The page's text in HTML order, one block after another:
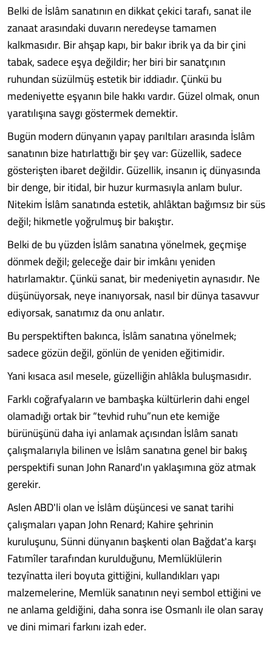
Belki de İslâm sanatının en dikkat çekici tarafı, sanat ile
zanaat arasındaki duvarın neredeyse tamamen
kalkmasıdır. Bir ahşap kapı, bir bakır ibrik ya da bir çini
tabak, sadece eşya değildir; her biri bir sanatçının
ruhundan süzülmüş estetik bir iddiadır. Çünkü bu
medeniyette eşyanın bile hakkı vardır. Güzel olmak, onun
yaratılışına saygı göstermek demektir.
Bugün modern dünyanın yapay parıltıları arasında İslâm
sanatının bize hatırlattığı bir şey var: Güzellik, sadece
gösterişten ibaret değildir. Güzellik, insanın iç dünyasında
bir denge, bir itidal, bir huzur kurmasıyla anlam bulur.
Nitekim İslâm sanatında estetik, ahlâktan bağımsız bir süs
değil; hikmetle yoğrulmuş bir bakıştır.
Belki de bu yüzden İslâm sanatına yönelmek, geçmişe
dönmek değil; geleceğe dair bir imkânı yeniden
hatırlamaktır. Çünkü sanat, bir medeniyetin aynasıdır. Ne
düşünüyorsak, neye inanıyorsak, nasıl bir dünya tasavvur
ediyorsak, sanatımız da onu anlatır.
Bu perspektiften bakınca, İslâm sanatına yönelmek;
sadece gözün değil, gönlün de yeniden eğitimidir.
Yani kısaca asıl mesele, güzelliğin ahlâkla buluşmasıdır.
Farklı coğrafyaların ve bambaşka kültürlerin dahi engel
olamadığı ortak bir “tevhid ruhu”nun ete kemiğe
bürünüşünü daha iyi anlamak açısından İslâm sanatı
çalışmalarıyla bilinen ve İslâm sanatına genel bir bakış
perspektifi sunan John Ranard'ın yaklaşımına göz atmak
gerekir.
Aslen ABD'li olan ve İslâm düşüncesi ve sanat tarihi
çalışmaları yapan John Renard; Kahire şehrinin
kuruluşunu, Sünni dünyanın başkenti olan Bağdat'a karşı
Fatımîler tarafından kurulduğunu, Memlüklülerin
tezyînatta ileri boyuta gittiğini, kullandıkları yapı
malzemelerine, Memlük sanatının neyi sembol ettiğini ve
ne anlama geldiğini, daha sonra ise Osmanlı ile olan saray
ve dini mimari farkını izah eder.